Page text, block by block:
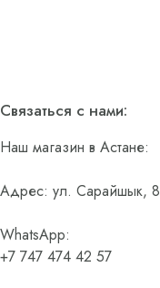
Связаться с нами:
Наш магазин в Астане:
Адрес: ул. Сарайшык, 8
WhatsApp:
+7 747 474 42 57